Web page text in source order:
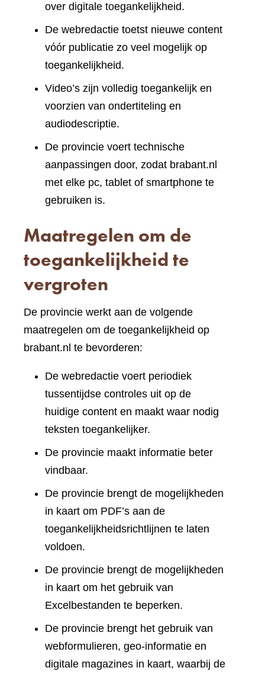
over digitale toegankelijkheid.
De webredactie toetst nieuwe content
vóór publicatie zo veel mogelijk op
toegankelijkheid.
Video’s zijn volledig toegankelijk en
voorzien van ondertiteling en
audiodescriptie.
De provincie voert technische
aanpassingen door, zodat brabant.nl
met elke pc, tablet of smartphone te
gebruiken is.
Maatregelen om de
toegankelijkheid te
vergroten
De provincie werkt aan de volgende
maatregelen om de toegankelijkheid op
brabant.nl te bevorderen:
De webredactie voert periodiek
tussentijdse controles uit op de
huidige content en maakt waar nodig
teksten toegankelijker.
De provincie maakt informatie beter
vindbaar.
De provincie brengt de mogelijkheden
in kaart om PDF’s aan de
toegankelijkheidsrichtlijnen te laten
voldoen.
De provincie brengt de mogelijkheden
in kaart om het gebruik van
Excelbestanden te beperken.
De provincie brengt het gebruik van
webformulieren, geo-informatie en
digitale magazines in kaart, waarbij de